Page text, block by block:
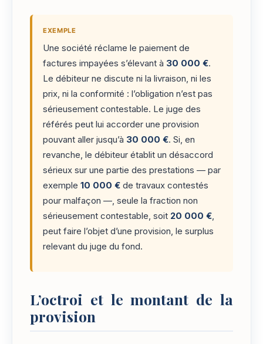
EXEMPLE
Une société réclame le paiement de
factures impayées s’élevant à 30 000 €.
Le débiteur ne discute ni la livraison, ni les
prix, ni la conformité : l’obligation n’est pas
sérieusement contestable. Le juge des
référés peut lui accorder une provision
pouvant aller jusqu’à 30 000 €. Si, en
revanche, le débiteur établit un désaccord
sérieux sur une partie des prestations — par
exemple 10 000 € de travaux contestés
pour malfaçon —, seule la fraction non
sérieusement contestable, soit 20 000 €,
peut faire l’objet d’une provision, le surplus
relevant du juge du fond.
L’octroi et le montant de la
provision